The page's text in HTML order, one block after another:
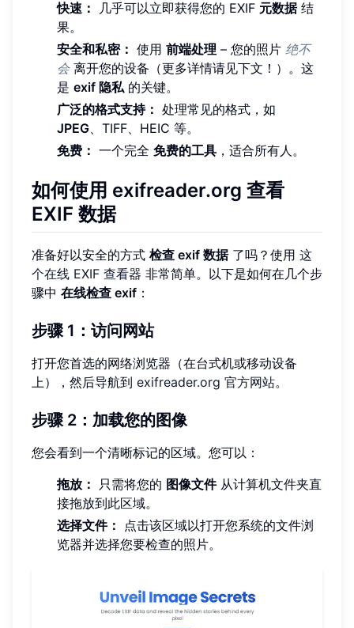
快速：
几乎可以立即获得您的 EXIF 元数据结
果。
安全和私密： 使用 前端处理 – 您的照片 绝不
会离开您的设备（更多详情请见下文！）。这
是 exif 隐私的关键。
广泛的格式支持： 处理常见的格式，如
JPEG、TIFF、HEIC 等。
免费： 一个完全 免费的工具 ，适合所有人。
如何使用 exifreader.org 查看
EXIF 数据
准备好以安全的方式 检查 exif 数据了吗？使用 这
个在线 EXIF 查看器 非常简单。以下是如何在几个步
骤中 在线检查 exif ：
步骤 1：访问网站
打开您首选的网络浏览器（在台式机或移动设备
上），然后导航到 exifreader.org 官方网站。
步骤 2：加载您的图像
您会看到一个清晰标记的区域。您可以：
拖放：
只需将您的 图像文件从计算机文件夹直
接拖放到此区域。
选择文件：
点击该区域以打开您系统的文件浏
览器并选择您要检查的照片。